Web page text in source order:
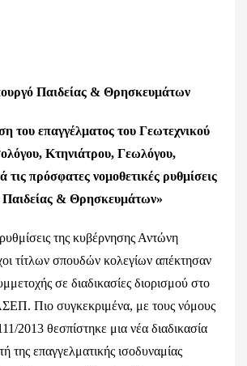
Παιδείας & Θρησκευμάτων
επαγγέλματος του Γεωτεχνικού
Κτηνιάτρου, Γεωλόγου,
τις πρόσφατες νομοθετικές ρυθμίσεις
Παιδείας & Θρησκευμάτων»
της κυβέρνησης Αντώνη
τίτλων σπουδών κολεγίων απέκτησαν
σε διαδικασίες διορισμού στο
Πιο συγκεκριμένα, με τους νόμους
2013 θεσπίστηκε μια νέα διαδικασία
της επαγγελματικής ισοδυναμίας